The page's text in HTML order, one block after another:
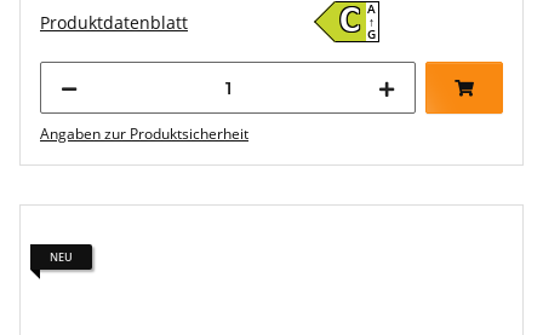
Produktdatenblatt C A
↑
G
Angaben zur Produktsicherheit
NEU